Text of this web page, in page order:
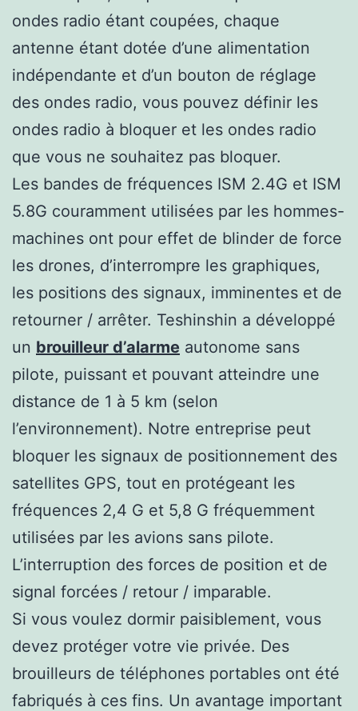
ondes radio étant coupées, chaque
antenne étant dotée d’une alimentation
indépendante et d’un bouton de réglage
des ondes radio, vous pouvez définir les
ondes radio à bloquer et les ondes radio
que vous ne souhaitez pas bloquer.
Les bandes de fréquences ISM 2.4G et ISM
5.8G couramment utilisées par les hommes-
machines ont pour effet de blinder de force
les drones, d’interrompre les graphiques,
les positions des signaux, imminentes et de
retourner / arrêter. Teshinshin a développé
un brouilleur d’alarme autonome sans
pilote, puissant et pouvant atteindre une
distance de 1 à 5 km (selon
l’environnement). Notre entreprise peut
bloquer les signaux de positionnement des
satellites GPS, tout en protégeant les
fréquences 2,4 G et 5,8 G fréquemment
utilisées par les avions sans pilote.
L’interruption des forces de position et de
signal forcées / retour / imparable.
Si vous voulez dormir paisiblement, vous
devez protéger votre vie privée. Des
brouilleurs de téléphones portables ont été
fabriqués à ces fins. Un avantage important